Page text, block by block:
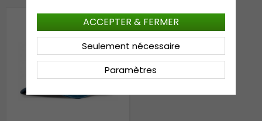
Paramètres
Seulement nécessaire
ACCEPTER & FERMER